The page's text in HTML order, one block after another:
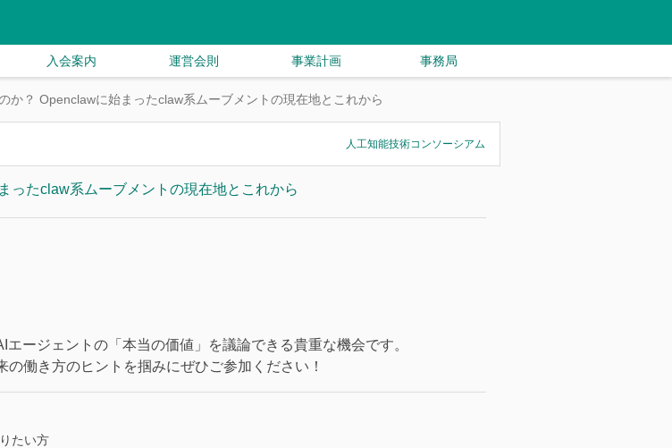
入会案内 運営会則 事業計画 事務局
か？ Openclawに始まったclaw系ムーブメントの現在地とこれから
人工知能技術コンソーシアム
ったclaw系ムーブメントの現在地とこれから
ージェントの「本当の価値」を議論できる貴重な機会です。
働き方のヒントを掴みにぜひご参加ください！
たい方